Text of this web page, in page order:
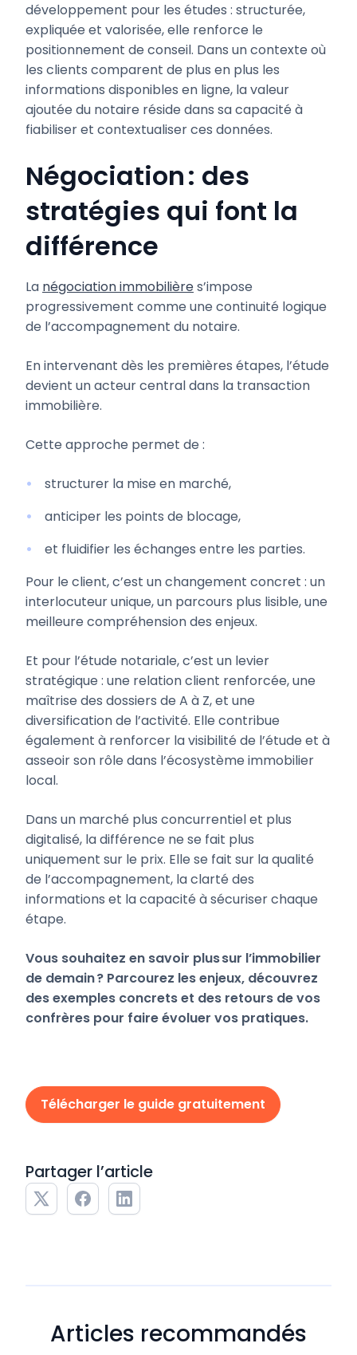
Partager l’article
développement pour les études : structurée,
expliquée et valorisée, elle renforce le
positionnement de conseil. Dans un contexte où
les clients comparent de plus en plus les
informations disponibles en ligne, la valeur
ajoutée du notaire réside dans sa capacité à
fiabiliser et contextualiser ces données.
Négociation : des
stratégies qui font la
différence
La négociation immobilières’impose
progressivement comme une continuité logique
de l’accompagnement du notaire.
En intervenant dès les premières étapes, l’étude
devient un acteur central dans la transaction
immobilière.
Cette approche permet de :
structurer la mise en marché,
anticiper les points de blocage,
et fluidifier les échanges entre les parties.
Pour le client, c’est un changement concret : un
interlocuteur unique, un parcours plus lisible, une
meilleure compréhension des enjeux.
Et pour l’étude notariale, c’est un levier
stratégique : une relation client renforcée, une
maîtrise des dossiers de A à Z, et une
diversification de l’activité. Elle contribue
également à renforcer la visibilité de l’étude et à
asseoir son rôle dans l’écosystème immobilier
local.
Dans un marché plus concurrentiel et plus
digitalisé, la différence ne se fait plus
uniquement sur le prix. Elle se fait sur la qualité
de l’accompagnement, la clarté des
informations et la capacité à sécuriser chaque
étape.
Vous souhaitez en savoir plus sur l’immobilier
de demain ? Parcourez les enjeux, découvrez
des exemples concrets et des retours de vos
confrères pour faire évoluer vos pratiques.
Télécharger le guide gratuitement
Articles recommandés